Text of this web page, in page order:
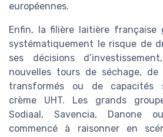
européennes.
Enfin, la filière laitière française
systématiquement le risque de
ses décisions
nouvelles tours de séchage,
transformés ou de capacités
crème UHT. Les grands
Sodiaal, Savencia, Danone
commencé à raisonner en